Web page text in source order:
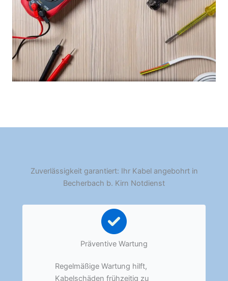
Zuverlässigkeit garantiert: Ihr Kabel angebohrt in
Becherbach b. Kirn Notdienst
Präventive Wartung
Regelmäßige Wartung hilft,
Kabelschäden frühzeitig zu